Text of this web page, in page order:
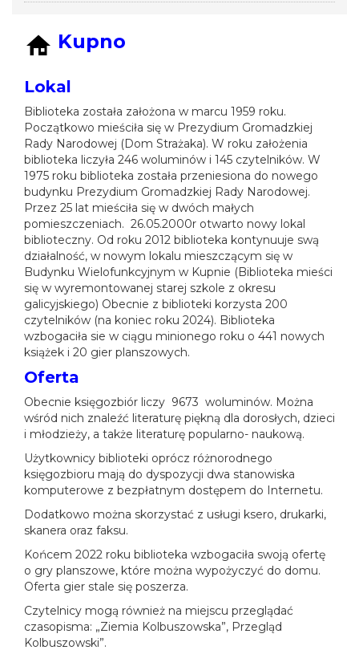
Kupno
Lokal
Biblioteka została założona w marcu 1959 roku.
Początkowo mieściła się w Prezydium Gromadzkiej
Rady Narodowej (Dom Strażaka). W roku założenia
biblioteka liczyła 246 woluminów i 145 czytelników. W
1975 roku biblioteka została przeniesiona do nowego
budynku Prezydium Gromadzkiej Rady Narodowej.
Przez 25 lat mieściła się w dwóch małych
pomieszczeniach. 26.05.2000r otwarto nowy lokal
biblioteczny. Od roku 2012 biblioteka kontynuuje swą
działalność, w nowym lokalu mieszczącym się w
Budynku Wielofunkcyjnym w Kupnie (Biblioteka mieści
się w wyremontowanej starej szkole z okresu
galicyjskiego) Obecnie z biblioteki korzysta 200
czytelników (na koniec roku 2024). Biblioteka
wzbogaciła sie w ciągu minionego roku o 441 nowych
książek i 20 gier planszowych.
Oferta
Obecnie księgozbiór liczy 9673 woluminów. Można
wśród nich znaleźć literaturę piękną dla dorosłych, dzieci
i młodzieży, a także literaturę popularno- naukową.
Użytkownicy biblioteki oprócz różnorodnego
księgozbioru mają do dyspozycji dwa stanowiska
komputerowe z bezpłatnym dostępem do Internetu.
Dodatkowo można skorzystać z usługi ksero, drukarki,
skanera oraz faksu.
Końcem 2022 roku biblioteka wzbogaciła swoją ofertę
o gry planszowe, które można wypożyczyć do domu.
Oferta gier stale się poszerza.
Czytelnicy mogą również na miejscu przeglądać
czasopisma: „Ziemia Kolbuszowska”, Przegląd
Kolbuszowski”.